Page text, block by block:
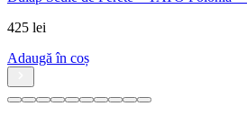
425 lei
Adaugă în coș